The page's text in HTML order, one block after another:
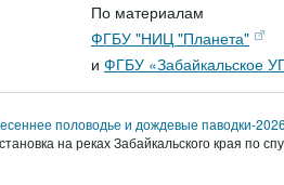
По материалам
ФГБУ "НИЦ "Планета"
и ФГБУ «Забайкальское
половодье и дождевые паводки-
на реках Забайкальского края по